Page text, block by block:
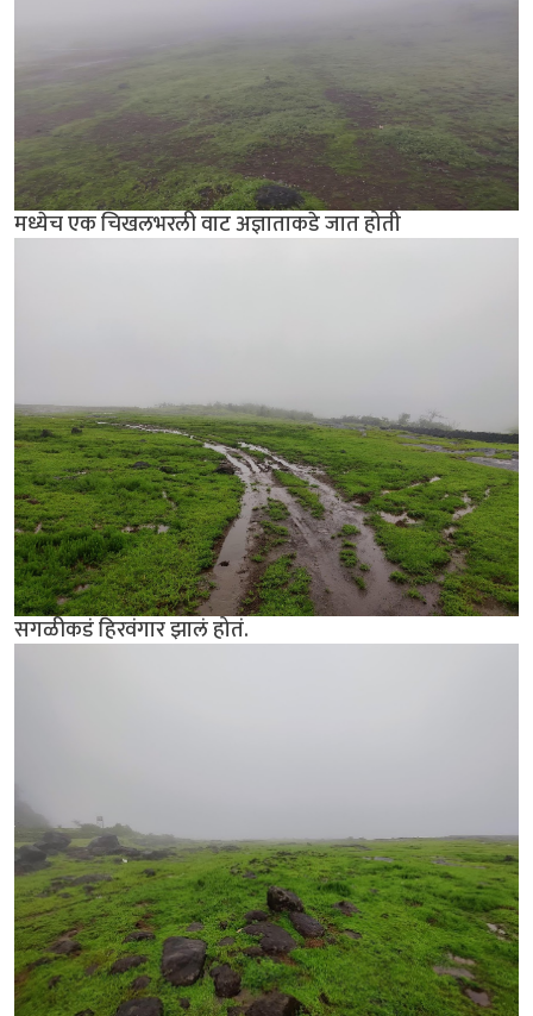
मध्येच एक चिखलभरली वाट अज्ञाताकडे जात होती
सगळीकडं हिरवंगार झालं होतं.